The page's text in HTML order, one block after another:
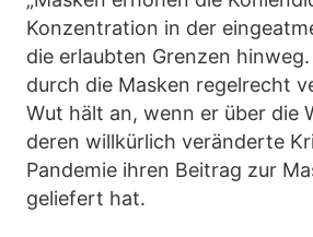
Konzentration in der
die erlaubten Grenzen
durch die Masken regelrecht
Wut hält an, wenn er über die
deren willkürlich veränderte
Pandemie ihren Beitrag zur
geliefert hat.